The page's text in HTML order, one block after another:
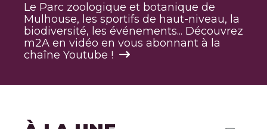
Le Parc zoologique et botanique de
Mulhouse, les sportifs de haut-niveau, la
biodiversité, les événements... Découvrez
m2A en vidéo en vous abonnant à la
chaîne Youtube !